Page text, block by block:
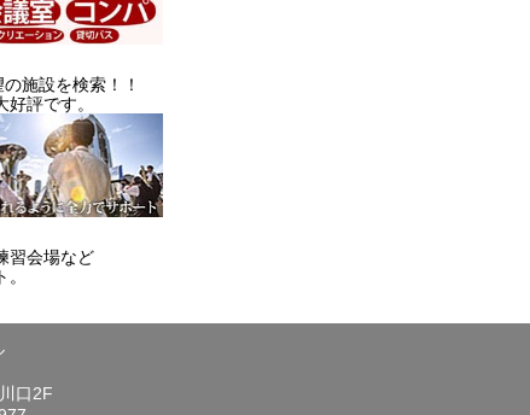
施設を検索！！
評です。
習会場など
口2F